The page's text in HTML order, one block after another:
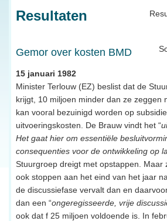
Resultaten
Gemor over kosten BMD
15 januari 1982
Minister Terlouw (EZ) beslist dat de
krijgt, 10 miljoen minder dan ze zeggen
kan vooral bezuinigd worden op
uitvoeringskosten. De Brauw vindt het “
Het gaat hier om essentiële
consequenties voor de ontwikkeling op
Stuurgroep dreigt met opstappen. Maar
ook stoppen aan het eind van het jaar
de discussiefase vervalt dan en
dan een “ongeregisseerde, vrije
ook dat f 25 miljoen voldoende is. In